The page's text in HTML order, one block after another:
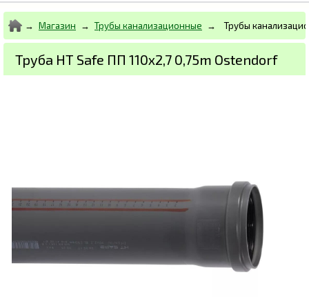
Магазин Трубы канализационные Трубы
Труба HT Safe ПП 110х2,7 0,75m Ostendorf